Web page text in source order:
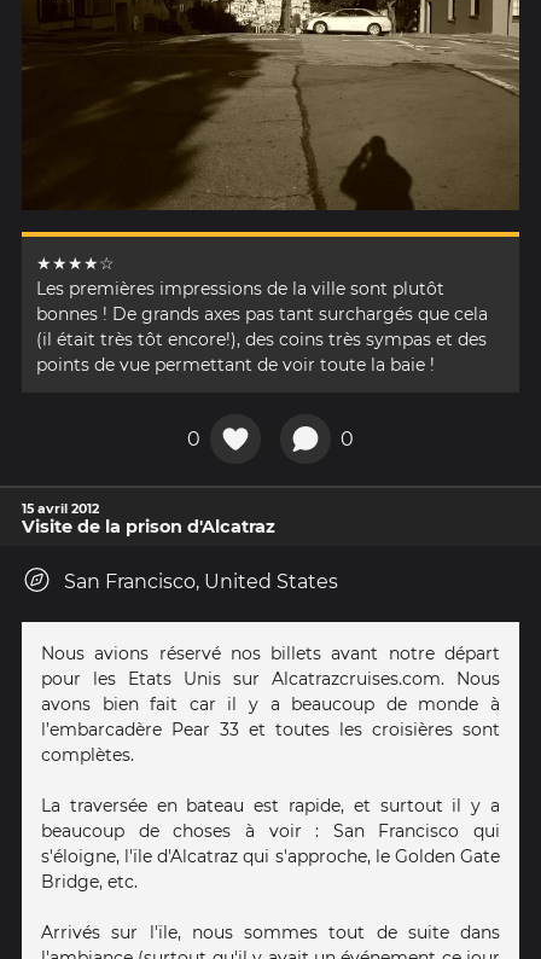
★★★★☆
Les premières impressions de la ville sont plutôt
bonnes ! De grands axes pas tant surchargés que cela
(il était très tôt encore!), des coins très sympas et des
points de vue permettant de voir toute la baie !
0 0
15 avril 2012
Visite de la prison d'Alcatraz
San Francisco, United States
Nous avions réservé nos billets avant notre départ
pour les Etats Unis sur Alcatrazcruises.com. Nous
avons bien fait car il y a beaucoup de monde à
l’embarcadère Pear 33 et toutes les croisières sont
complètes.
La traversée en bateau est rapide, et surtout il y a
beaucoup de choses à voir : San Francisco qui
s'éloigne, l'ïle d'Alcatraz qui s'approche, le Golden Gate
Bridge, etc.
Arrivés sur l'ïle, nous sommes tout de suite dans